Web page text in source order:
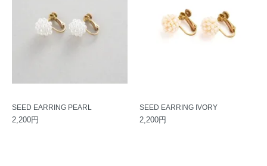
SEED EARRING PEARL
2,200円
SEED EARRING IVORY
2,200円